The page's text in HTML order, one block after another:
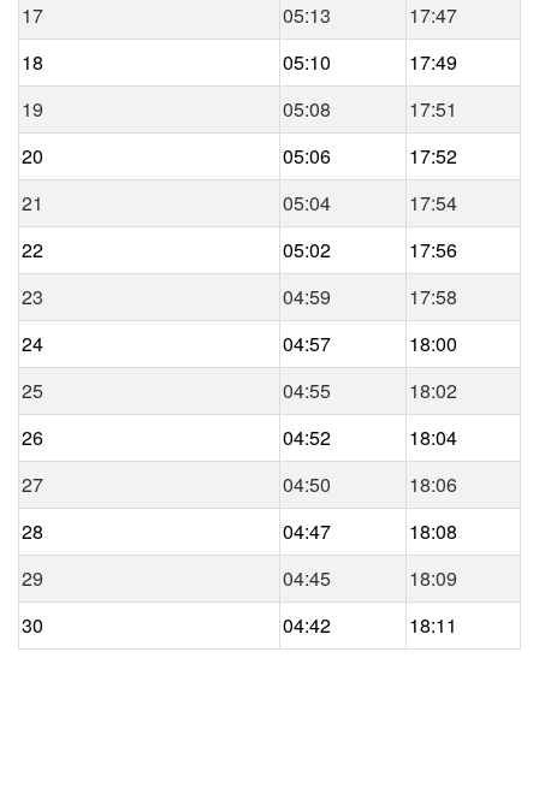
17
05:13
17:47
18
05:10
17:49
19
05:08
17:51
20
05:06
17:52
21
05:04
17:54
22
05:02
17:56
23
04:59
17:58
24
04:57
18:00
25
04:55
18:02
26
04:52
18:04
27
04:50
18:06
28
04:47
18:08
29
04:45
18:09
30
04:42 18:11